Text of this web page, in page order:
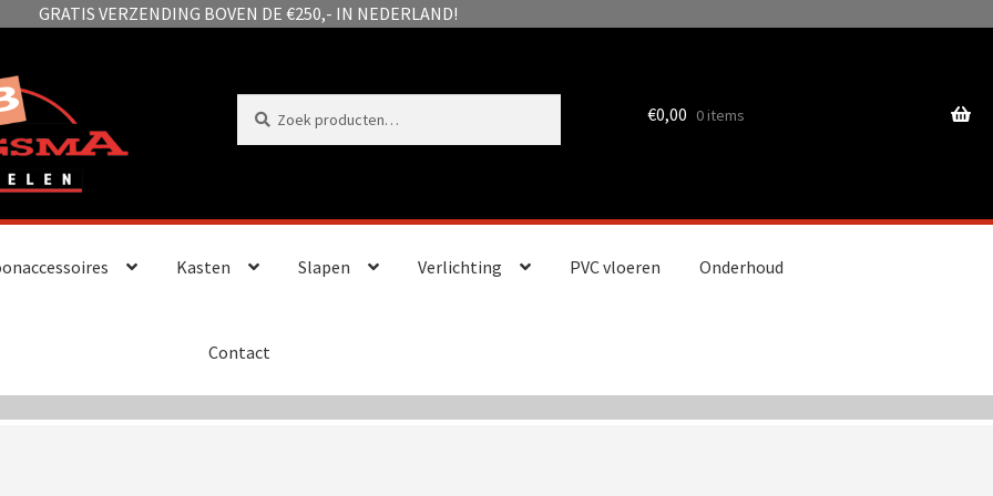
GRATIS VERZENDING BOVEN DE €250,- IN NEDERLAND!
naar:
Zoeken
Kasten Slapen Verlichting PVC vloeren Onderhoud
Contact
€0,00 0 items